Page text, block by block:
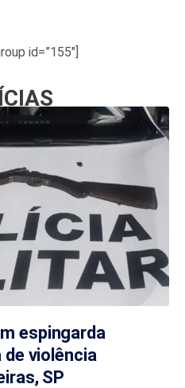
id=”155″]
espingarda
violência
SP